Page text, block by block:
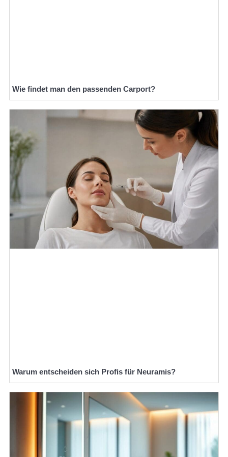
Wie findet man den passenden Carport?
Warum entscheiden sich Profis für Neuramis?